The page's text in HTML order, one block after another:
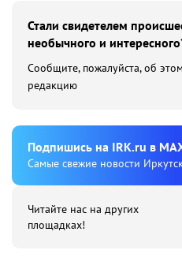
Стали свидетелем
необычного и
Сообщите, пожалуйста, об
редакцию
Подпишиcь на IRK.ru в
Cамые свежие новости
Читайте нас на других
площадках!